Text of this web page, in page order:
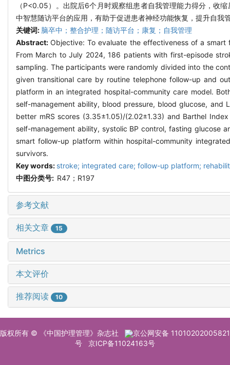
（P<0.05）。出院后6个月时观察组患者自我管理能力得分，收
中智慧随访平台的应用，有助于促进患者神经功能恢复，提升自我
关键词: 脑卒中；整合护理；随访平台；康复；自我管理
Abstract:Objective: To evaluate the effectiveness of a
From March to July 2024, 186 patients with first-episode
sampling. The participants were randomly divided into the
given transitional care by routine telephone follow-up and
platform in an integrated hospital-community care model.
self-management ability, blood pressure, blood glucose,
better mRS scores (3.35±1.05)/(2.02±1.33) and Barthel
self-management ability, systolic BP control, fasting glucose
smart follow-up platform within hospital-community
survivors.
Key words: stroke; integrated care; follow-up platform;
中图分类号: R47；R197
参考文献
相关文章 15
Metrics
本文评价
推荐阅读 10
版权所有 © 《中国护理管理》杂志社
京公网安备 11010202005821
号
京ICP备11024163号